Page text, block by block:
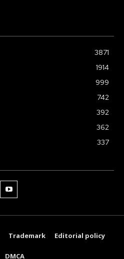
3871
1914
999
742
392
362
337
Trademark Editorial policy
DMCA